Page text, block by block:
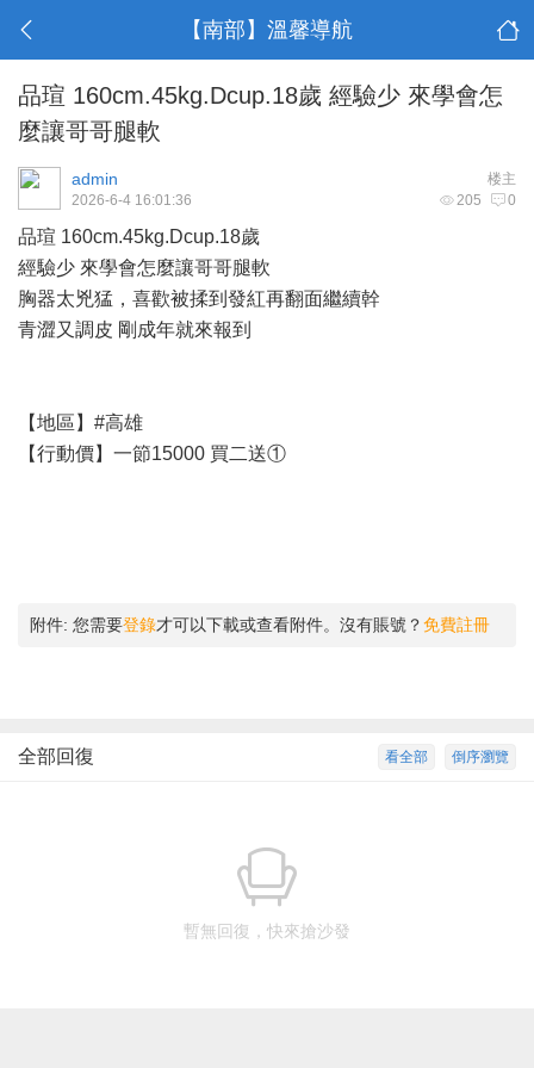
【南部】溫馨導航
品瑄 160cm.45kg.Dcup.18歲 經驗少 來學會怎
麼讓哥哥腿軟
楼主
admin
205 0
2026-6-4 16:01:36
品瑄 160cm.45kg.Dcup.18歲
經驗少 來學會怎麼讓哥哥腿軟
胸器太兇猛，喜歡被揉到發紅再翻面繼續幹
青澀又調皮 剛成年就來報到
【地區】#高雄
【行動價】一節15000 買二送①
附件: 您需要登錄才可以下載或查看附件。沒有賬號？免費註冊
倒序瀏覽
看全部
全部回復
暫無回復，快來搶沙發